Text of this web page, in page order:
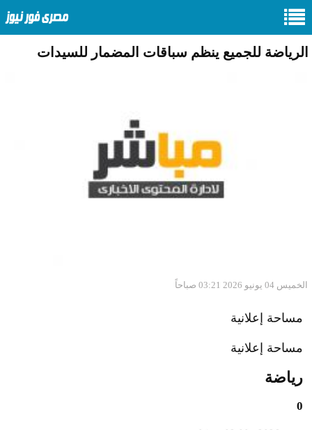
الرياضة للجميع ينظم سباقات المضمار للسيدات
الخميس 04 يونيو 2026 03:21 صباحاً
مساحة إعلانية
مساحة إعلانية
رياضة
0